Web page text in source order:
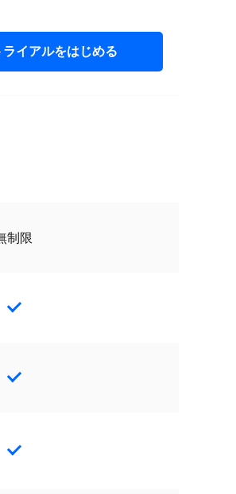
イアルをはじめる
制限
Yes
Yes
Yes